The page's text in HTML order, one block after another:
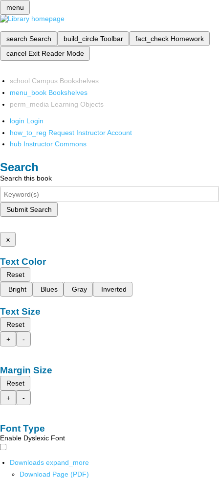
menu
search Search build_circle Toolbar fact_check Homework
cancel Exit Reader Mode
school Campus Bookshelves
menu_book Bookshelves
perm_media Learning Objects
login Login
how_to_reg Request Instructor Account
hub Instructor Commons
Search
Search this book
Submit Search
x
Text Color
Reset
Bright
Blues Gray Inverted
Text Size
Reset
+
-
Margin Size
Reset
+
-
Font Type
Enable Dyslexic Font
Downloads expand_more
Download Page (PDF)